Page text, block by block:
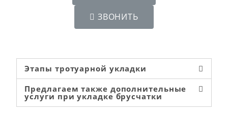
ЗВОНИТЬ
Этапы тротуарной укладки
Предлагаем также дополнительные
услуги при укладке брусчатки